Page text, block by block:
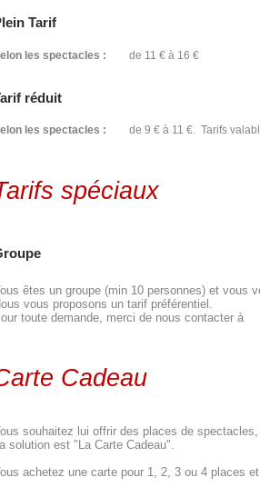
Tarif
les spectacles : de 11 € à 16 €
réduit
les spectacles : de 9 € à 11 €. Tarifs
spéciaux
êtes un groupe (min 10 personnes) et vous
vous proposons un tarif préférentiel.
toute demande, merci de nous contacter à
souhaitez lui offrir des places de
solution est "La Carte Cadeau".
achetez une carte pour 1, 2, 3 ou 4 places
Cadeau